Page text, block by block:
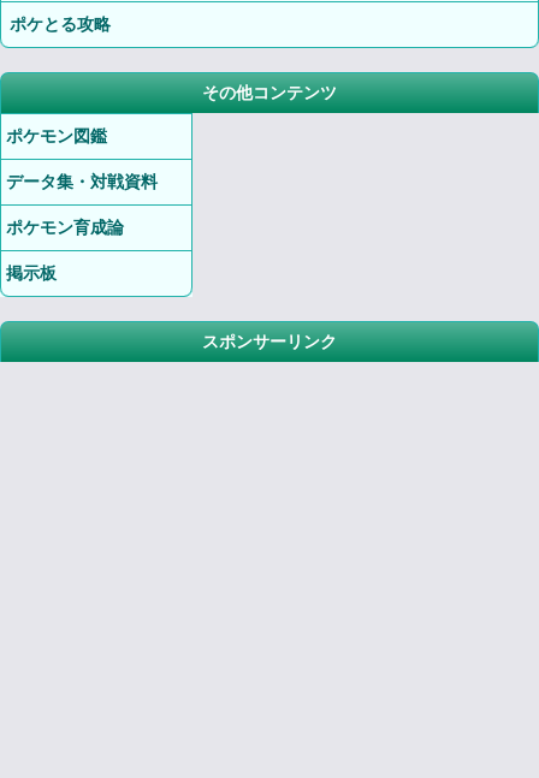
ポケとる攻略
その他コンテンツ
ポケモン図鑑
データ集・対戦資料
ポケモン育成論
掲示板
スポンサーリンク